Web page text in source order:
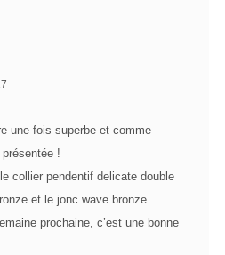
une fois superbe et comme
!
collier pendentif delicate double
et le jonc wave bronze.
prochaine, c’est une bonne